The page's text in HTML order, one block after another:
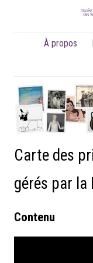
À propos
Carte des
gérés par la
Contenu